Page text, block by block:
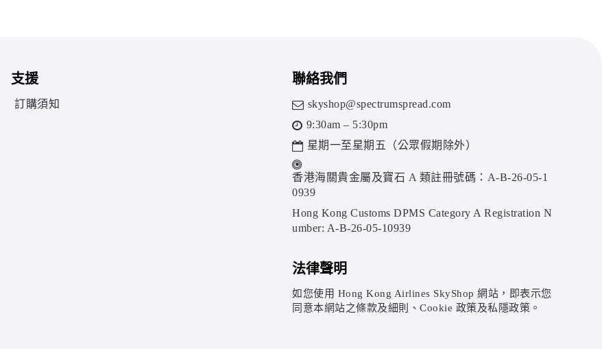
支援
訂購須知
聯絡我們
skyshop@spectrumspread.com
9:30am – 5:30pm
星期一至星期五（公眾假期除外）
香港海關貴金屬及寶石 A 類註冊號碼：A-B-26-05-1
0939
Hong Kong Customs DPMS Category A Registration N
umber: A-B-26-05-10939
法律聲明
如您使用 Hong Kong Airlines SkyShop 網站，即表示您
同意本網站之條款及細則、Cookie 政策及私隱政策。